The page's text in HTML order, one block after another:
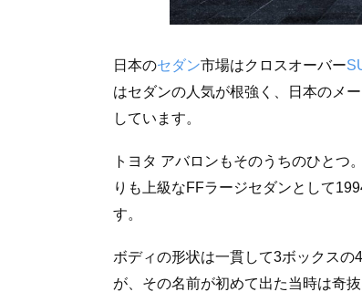
日本のセダン市場はクロスオーバー
はセダンの人気が根強く、日本のメ
しています。
トヨタ アバロンもそのうちのひとつ
りも上級なFFラージセダンとして
す。
ボディの形状は一貫して3ボックス
が、その名前が初めて出た当時は奇